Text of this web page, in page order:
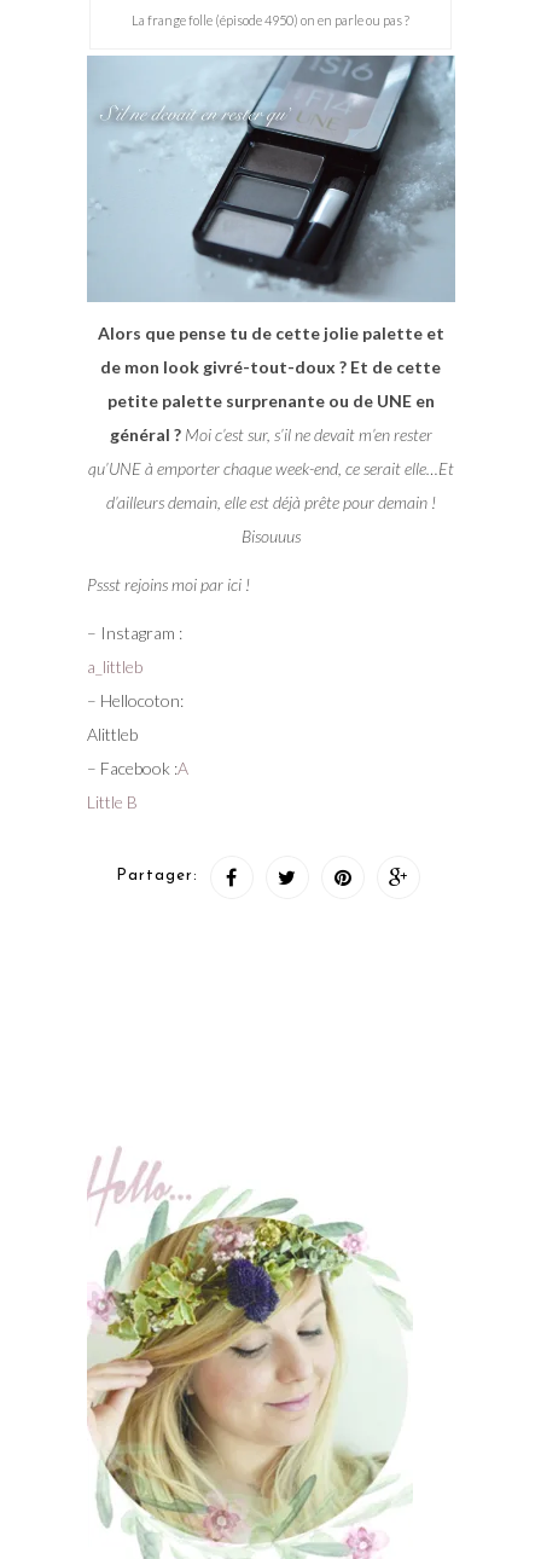
La frange folle (épisode 4950) on en parle ou pas ?
Alors que pense tu de cette jolie palette et
de mon look givré-tout-doux ? Et de cette
petite palette surprenante ou de UNE en
général ? Moi c’est sur, s’il ne devait m’en rester
qu’UNE à emporter chaque week-end, ce serait elle…Et
d’ailleurs demain, elle est déjà prête pour demain !
Bisouuus
Pssst rejoins moi par ici !
– Instagram :
a_littleb
– Hellocoton:
Alittleb
– Facebook :A
Little B
Partager: